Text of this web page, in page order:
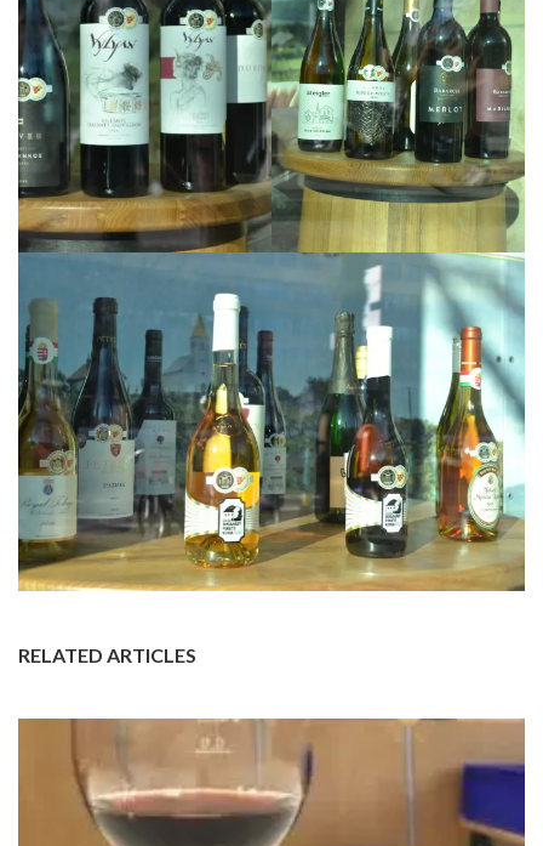
RELATED ARTICLES